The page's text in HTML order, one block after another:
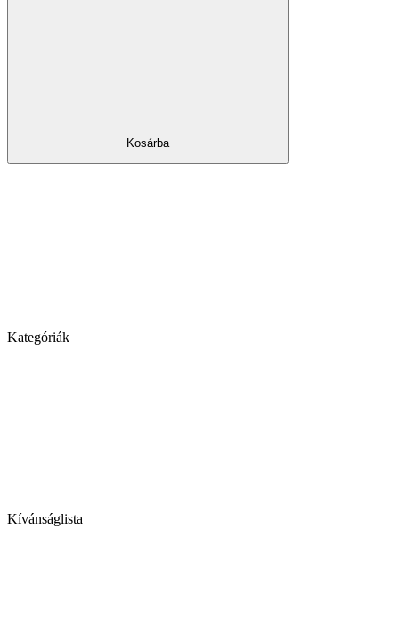
Kosárba
Kategóriák
Kívánságlista